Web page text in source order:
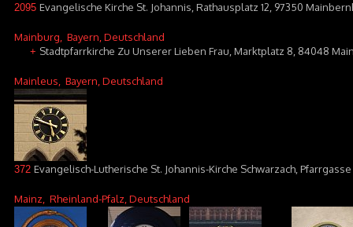
2095 Evangelische Kirche St. Johannis, Rathausplatz 12, 97350
Mainburg , Bayern, Deutschland
+ Stadtpfarrkirche Zu Unserer Lieben Frau, Marktplatz 8, 84048
Mainleus , Bayern, Deutschland
372 Evangelisch-Lutherische St. Johannis-Kirche Schwarzach,
Mainz , Rheinland-Pfalz, Deutschland